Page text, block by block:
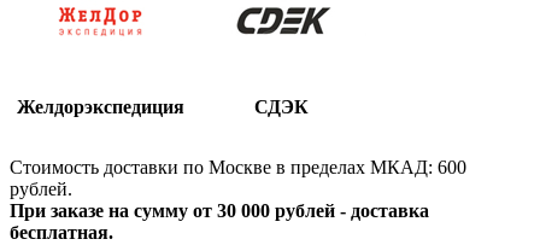
Желдорэкспедиция СДЭК
Стоимость доставки по Москве в пределах МКАД: 600
рублей.
При заказе на сумму от 30 000 рублей - доставка
бесплатная.